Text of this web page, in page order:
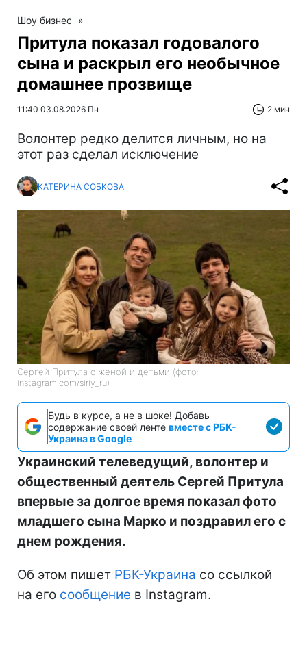
Шоу бизнес »
Притула показал годовалого
сына и раскрыл его необычное
домашнее прозвище
11:40 03.08.2026 Пн 2 мин
Волонтер редко делится личным, но на
этот раз сделал исключение
КАТЕРИНА СОБКОВА
Сергей Притула с женой и детьми (фото:
instagram.com/siriy_ru)
Будь в курсе, а не в шоке! Добавь
содержание своей ленте вместе с РБК-
Украина в Google
Украинский телеведущий, волонтер и
общественный деятель Сергей Притула
впервые за долгое время показал фото
младшего сына Марко и поздравил его с
днем рождения.
Об этом пишет РБК-Украина со ссылкой
на его сообщение в Instagram.